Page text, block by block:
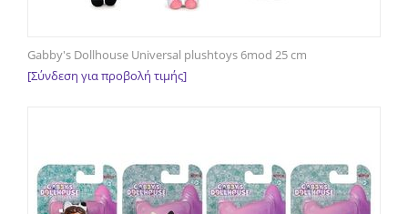
Gabby's Dollhouse Universal plushtoys 6mod 25 cm
[Σύνδεση για προβολή τιμής]